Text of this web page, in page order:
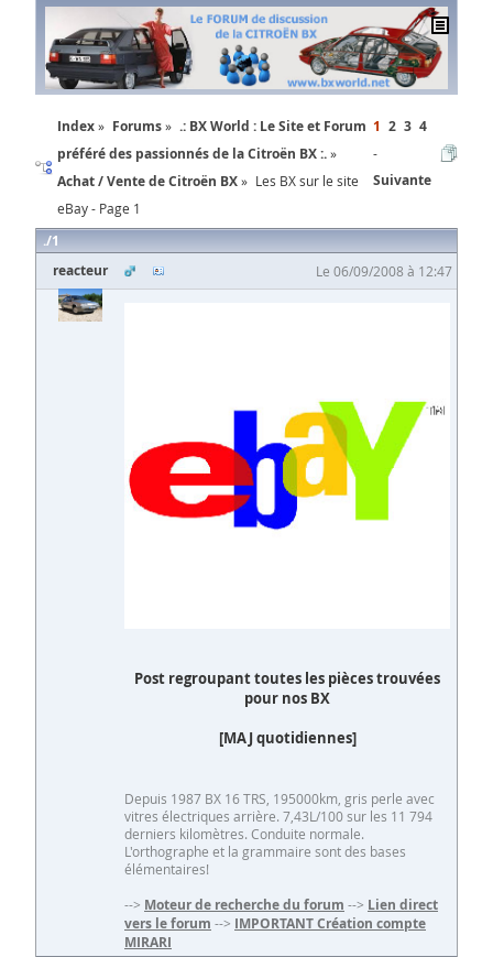
Index Forums
.: BX World : Le Site et Forum
préféré des passionnés de la Citroën BX :.
Achat / Vente de Citroën BX
Les BX sur le site
eBay - Page 1
1 2 3 4
Suivante
1
reacteur
Le 06/09/2008 à 12:47
Post regroupant toutes les pièces trouvées
pour nos BX
[MAJ quotidiennes]
Depuis 1987 BX 16 TRS, 195000km, gris perle avec
vitres électriques arrière. 7,43L/100 sur les 11 794
derniers kilomètres. Conduite normale.
L'orthographe et la grammaire sont des bases
élémentaires!
--> Moteur de recherche du forum --> Lien direct
vers le forum --> IMPORTANT Création compte
MIRARI